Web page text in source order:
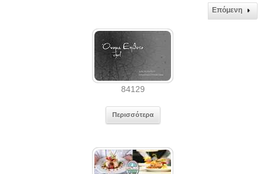
Επόμενη
84129
Περισσότερα